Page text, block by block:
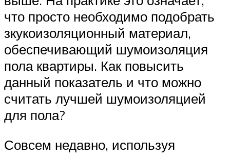
что просто необходимо подобрать
зкукоизоляционный материал,
обеспечивающий шумоизоляция
пола квартиры. Как повысить
данный показатель и что можно
считать лучшей шумоизоляцией
для пола?
Совсем недавно, используя